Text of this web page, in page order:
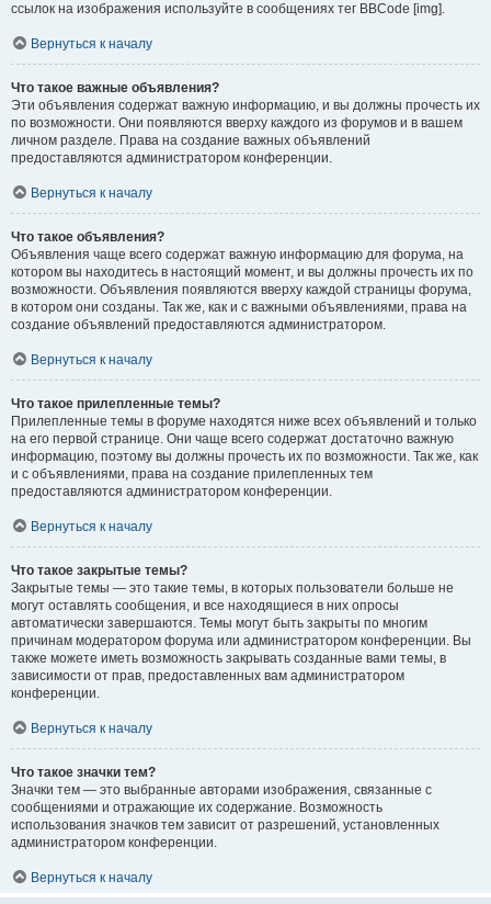
ссылок на изображения используйте в сообщениях тег BBCode [img].
Вернуться к началу
Что такое важные объявления?
Эти объявления содержат важную информацию, и вы должны прочесть их
по возможности. Они появляются вверху каждого из форумов и в вашем
личном разделе. Права на создание важных объявлений
предоставляются администратором конференции.
Вернуться к началу
Что такое объявления?
Объявления чаще всего содержат важную информацию для форума, на
котором вы находитесь в настоящий момент, и вы должны прочесть их по
возможности. Объявления появляются вверху каждой страницы форума,
в котором они созданы. Так же, как и с важными объявлениями, права на
создание объявлений предоставляются администратором.
Вернуться к началу
Что такое прилепленные темы?
Прилепленные темы в форуме находятся ниже всех объявлений и только
на его первой странице. Они чаще всего содержат достаточно важную
информацию, поэтому вы должны прочесть их по возможности. Так же, как
и с объявлениями, права на создание прилепленных тем
предоставляются администратором конференции.
Вернуться к началу
Что такое закрытые темы?
Закрытые темы — это такие темы, в которых пользователи больше не
могут оставлять сообщения, и все находящиеся в них опросы
автоматически завершаются. Темы могут быть закрыты по многим
причинам модератором форума или администратором конференции. Вы
также можете иметь возможность закрывать созданные вами темы, в
зависимости от прав, предоставленных вам администратором
конференции.
Вернуться к началу
Что такое значки тем?
Значки тем — это выбранные авторами изображения, связанные с
сообщениями и отражающие их содержание. Возможность
использования значков тем зависит от разрешений, установленных
администратором конференции.
Вернуться к началу